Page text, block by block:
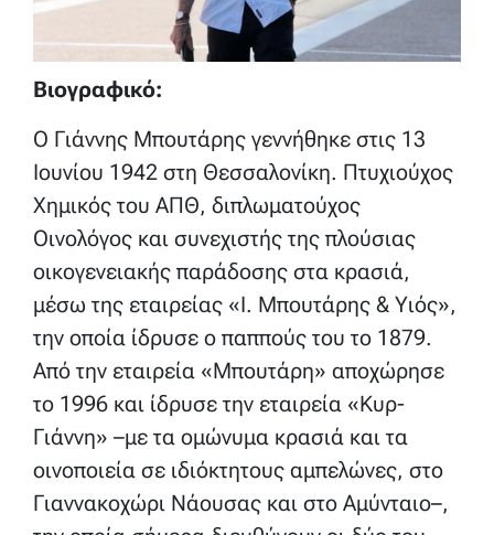
Βιογραφικό:
Ο Γιάννης Μπουτάρης γεννήθηκε στις 13
Ιουνίου 1942 στη Θεσσαλονίκη. Πτυχιούχος
Χημικός του ΑΠΘ, διπλωματούχος
Οινολόγος και συνεχιστής της πλούσιας
οικογενειακής παράδοσης στα κρασιά,
μέσω της εταιρείας «Ι. Μπουτάρης & Υιός»,
την οποία ίδρυσε ο παππούς του το 1879.
Από την εταιρεία «Μπουτάρη» αποχώρησε
το 1996 και ίδρυσε την εταιρεία «Κυρ-
Γιάννη» –με τα ομώνυμα κρασιά και τα
οινοποιεία σε ιδιόκτητους αμπελώνες, στο
Γιαννακοχώρι Νάουσας και στο Αμύνταιο–,